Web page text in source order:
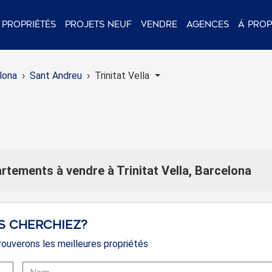
Propriétés Projets neuf Vendre Agences Á
Sant Andreu Trinitat Vella
à vendre à Trinitat Vella, Barcelona
cherchiez?
les meilleures propriétés